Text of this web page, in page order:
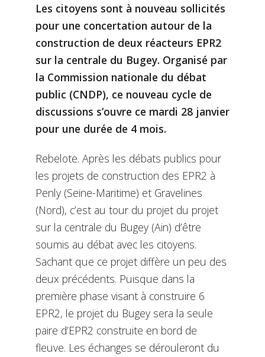
Les citoyens sont à nouveau sollicités
pour une concertation autour de la
construction de deux réacteurs EPR2
sur la centrale du Bugey. Organisé par
la Commission nationale du débat
public (CNDP), ce nouveau cycle de
discussions s’ouvre ce mardi 28 janvier
pour une durée de 4 mois.
Rebelote. Après les débats publics pour
les projets de construction des EPR2 à
Penly (Seine-Maritime) et Gravelines
(Nord), c’est au tour du projet du projet
sur la centrale du Bugey (Ain) d’être
soumis au débat avec les citoyens.
Sachant que ce projet diffère un peu des
deux précédents. Puisque dans la
première phase visant à construire 6
EPR2, le projet du Bugey sera la seule
paire d’EPR2 construite en bord de
fleuve. Les échanges se dérouleront du